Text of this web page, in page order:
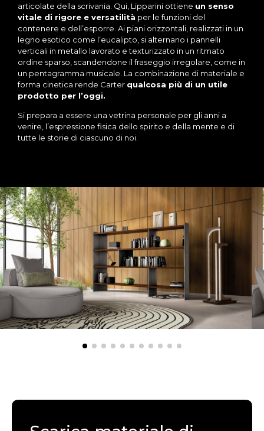
articolate della scrivania. Qui, Lipparini ottiene un senso
vitale di rigore e versatilità per le funzioni del
contenere e dell’esporre. Ai piani orizzontali, realizzati in un
legno esotico come l’eucalipto, si alternano i pannelli
verticali in metallo lavorato e texturizzato in un ritmato
ordine sparso, scandendone il fraseggio irregolare, come in
un pentagramma musicale. La combinazione di materiale e
forma cinetica rende Carter qualcosa più di un utile
prodotto per l’oggi.
Si prepara a essere una vetrina personale per gli anni a
venire, l’espressione fisica dello spirito e della mente e di
tutte le storie di ciascuno di noi.